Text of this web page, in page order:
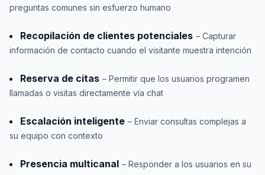
preguntas comunes sin esfuerzo humano
Recopilación de clientes potenciales – Capturar
información de contacto cuando el visitante muestra intención
Reserva de citas – Permitir que los usuarios programen
llamadas o visitas directamente vía chat
Escalación inteligente – Enviar consultas complejas a
su equipo con contexto
Presencia multicanal – Responder a los usuarios en su